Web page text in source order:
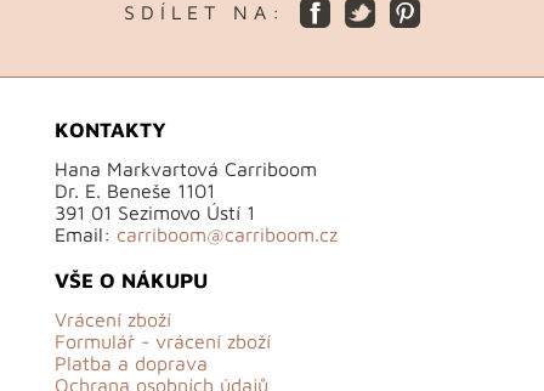
S D Í L E T N A :
KONTAKTY
Hana Markvartová Carriboom
Dr. E. Beneše 1101
391 01 Sezimovo Ústí 1
Email: carriboom@carriboom.cz
VŠE O NÁKUPU
Vrácení zboží
Formulář - vrácení zboží
Platba a doprava
Ochrana osobních údajů